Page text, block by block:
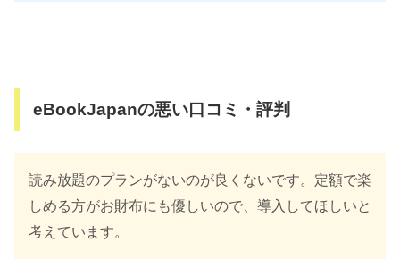
eBookJapanの悪い口コミ・評判
読み放題のプランがないのが良くないです。定額で楽
しめる方がお財布にも優しいので、導入してほしいと
考えています。